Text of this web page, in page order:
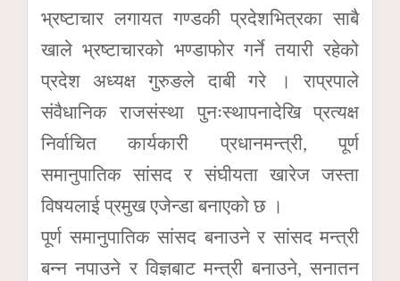
भ्रष्टाचार लगायत गण्डकी प्रदेशभित्रका साबै
खाले भ्रष्टाचारको भण्डाफोर गर्ने तयारी रहेको
प्रदेश अध्यक्ष गुरुङले दाबी गरे । राप्रपाले
संवैधानिक राजसंस्था पुनःस्थापनादेखि प्रत्यक्ष
निर्वाचित कार्यकारी प्रधानमन्त्री, पूर्ण
समानुपातिक सांसद र संघीयता खारेज जस्ता
विषयलाई प्रमुख एजेन्डा बनाएको छ ।
पूर्ण समानुपातिक सांसद बनाउने र सांसद मन्त्री
बन्न नपाउने र विज्ञबाट मन्त्री बनाउने, सनातन